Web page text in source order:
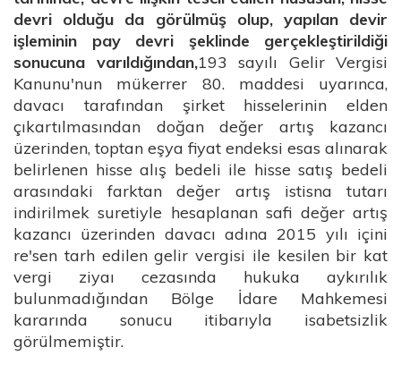
devri olduğu da görülmüş olup, yapılan devir
işleminin pay devri şeklinde gerçekleştirildiği
sonucuna varıldığından,193 sayılı Gelir Vergisi
Kanunu'nun mükerrer 80. maddesi uyarınca,
davacı tarafından şirket hisselerinin elden
çıkartılmasından doğan değer artış kazancı
üzerinden, toptan eşya fiyat endeksi esas alınarak
belirlenen hisse alış bedeli ile hisse satış bedeli
arasındaki farktan değer artış istisna tutarı
indirilmek suretiyle hesaplanan safi değer artış
kazancı üzerinden davacı adına 2015 yılı içini
re'sen tarh edilen gelir vergisi ile kesilen bir kat
vergi ziyaı cezasında hukuka aykırılık
bulunmadığından Bölge İdare Mahkemesi
kararında sonucu itibarıyla isabetsizlik
görülmemiştir.